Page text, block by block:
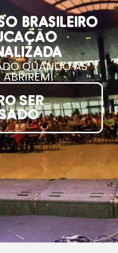
BRASILEIRO
QUANDO AS
SER